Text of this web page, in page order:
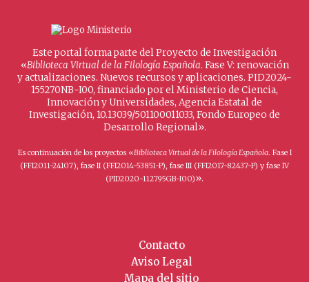
Este portal forma parte del Proyecto de Investigación
«Biblioteca Virtual de la Filología Española. Fase V: renovación
y actualizaciones. Nuevos recursos y aplicaciones. PID2024-
155270NB-I00, financiado por el Ministerio de Ciencia,
Innovación y Universidades, Agencia Estatal de
Investigación, 10.13039/501100011033, Fondo Europeo de
Desarrollo Regional».
Es continuación de los proyectos «Biblioteca Virtual de la Filología Española. Fase I
(FFI2011-24107), fase II (FFI2014-53851-P), fase III (FFI2017-82437-P) y fase IV
(PID2020-112795GB-I00)».
Contacto
Aviso Legal
Mapa del sitio